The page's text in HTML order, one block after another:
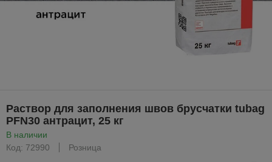
Раствор для заполнения швов брусчатки tubag
PFN30 антрацит, 25 кг
В наличии
Код: 72990
Розница